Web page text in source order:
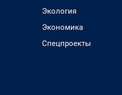
Экология
Экономика
Спецпроекты